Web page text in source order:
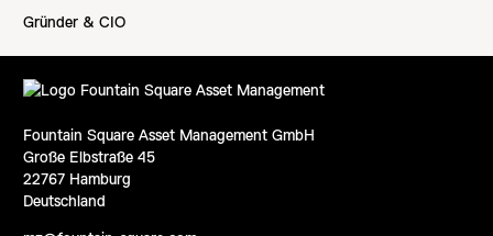
Gründer & CIO
Fountain Square Asset Management GmbH
Große Elbstraße 45
22767 Hamburg
Deutschland